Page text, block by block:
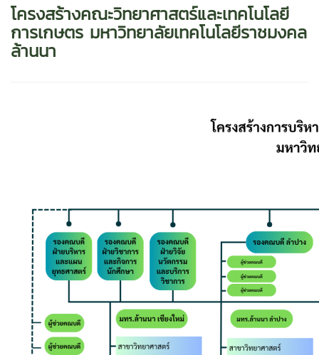
โครงสร้างคณะวิทยาศาสตร์และเทคโนโลยี
การเกษตร มหาวิทยาลัยเทคโนโลยีราชมงคล
ล้านนา